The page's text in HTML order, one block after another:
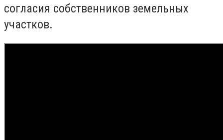
согласия собственников земельных
участков.